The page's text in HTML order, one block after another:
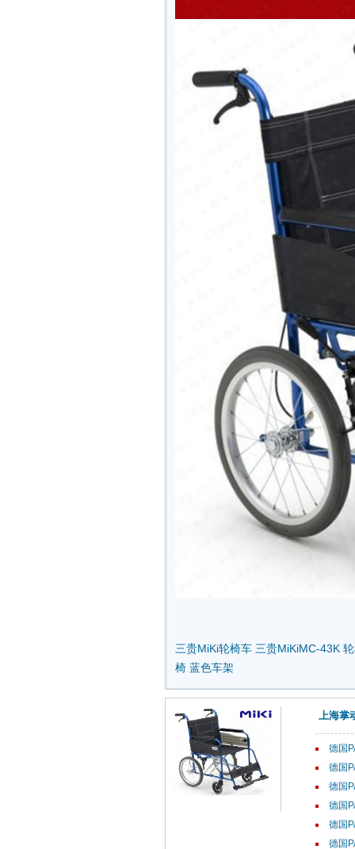
三贵MiKi轮椅车 三贵MiKiMC-43K
椅 蓝色车架
上海掌
德国
德国
德国
德国
德国
德国